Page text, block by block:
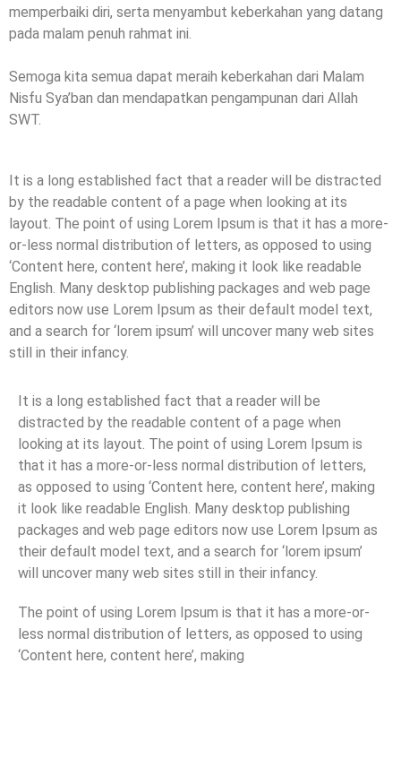
memperbaiki diri, serta menyambut keberkahan yang datang
pada malam penuh rahmat ini.
Semoga kita semua dapat meraih keberkahan dari Malam
Nisfu Sya’ban dan mendapatkan pengampunan dari Allah
SWT.
It is a long established fact that a reader will be distracted
by the readable content of a page when looking at its
layout. The point of using Lorem Ipsum is that it has a more-
or-less normal distribution of letters, as opposed to using
‘Content here, content here’, making it look like readable
English. Many desktop publishing packages and web page
editors now use Lorem Ipsum as their default model text,
and a search for ‘lorem ipsum’ will uncover many web sites
still in their infancy.
It is a long established fact that a reader will be
distracted by the readable content of a page when
looking at its layout. The point of using Lorem Ipsum is
that it has a more-or-less normal distribution of letters,
as opposed to using ‘Content here, content here’, making
it look like readable English. Many desktop publishing
packages and web page editors now use Lorem Ipsum as
their default model text, and a search for ‘lorem ipsum’
will uncover many web sites still in their infancy.
The point of using Lorem Ipsum is that it has a more-or-
less normal distribution of letters, as opposed to using
‘Content here, content here’, making